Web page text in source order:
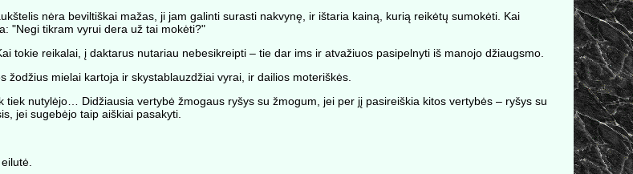
nėra beviltiškai mažas, ji jam galinti surasti nakvynę, ir ištaria kainą, kurią reikėtų sumokėti. Kai
"Negi tikram vyrui dera už tai mokėti?"
tokie reikalai, į daktarus nutariau nebesikreipti – tie dar ims ir atvažiuos pasipelnyti iš manojo džiaugsmo.
mielai kartoja ir skystablauzdžiai vyrai, ir dailios moteriškės.
nutylėjo… Didžiausia vertybė žmogaus ryšys su žmogum, jei per jį pasireiškia kitos vertybės – ryšys su
jei sugebėjo taip aiškiai pasakyti.